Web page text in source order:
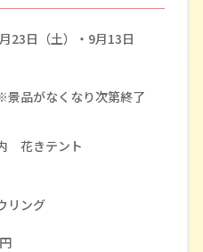
23日（土）・9月13日
品がなくなり次第終了
花きテント
リング